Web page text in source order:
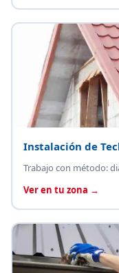
Instalación de
Trabajo con método:
Ver en tu zona →